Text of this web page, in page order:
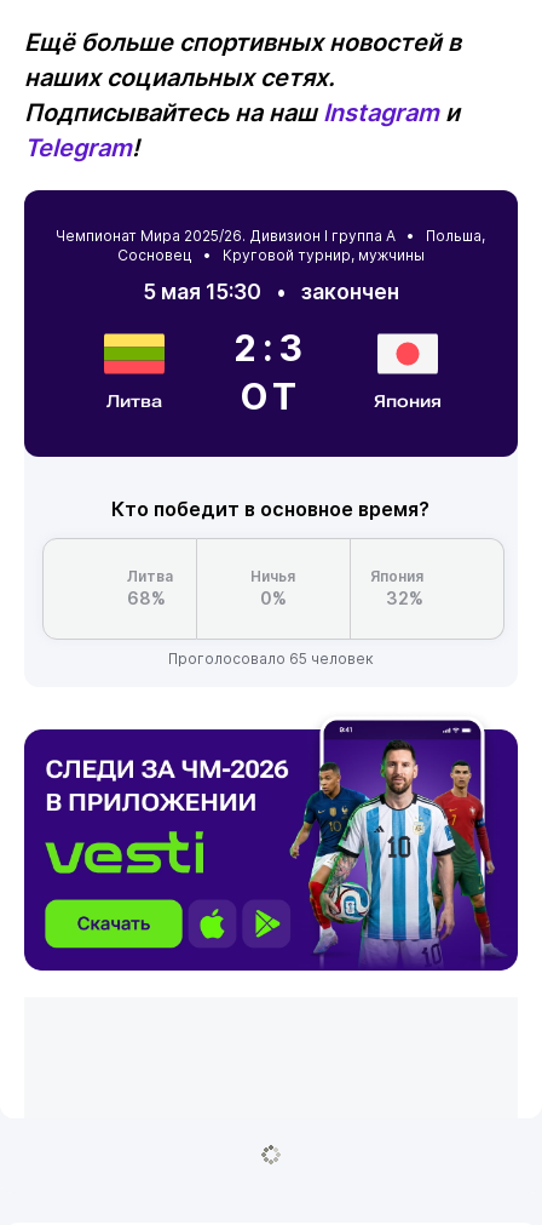
Ещё больше спортивных новостей в
наших социальных сетях.
Подписывайтесь на нашInstagramи
Telegram!
Чемпионат Мира 2025/26. Дивизион I группа А • Польша,
Сосновец
• Круговой турнир, мужчины
5 мая 15:30 • закончен
Литва
2:3
ОТ
Япония
Кто победит в основное время?
Литва
68%
Ничья
0%
Япония
32%
Проголосовало 65 человек